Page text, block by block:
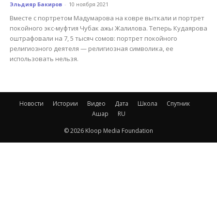
Эльдияр Бакиров - 10 ноября 2021
Вместе с портретом Мадумарова на ковре выткали и портрет
покойного экс-муфтия Чубак ажы Жалилова. Теперь Кудаярова
оштрафовали на 7, 5 тысяч сомов: портрет покойного
религиозного деятеля — религиозная символика, ее
использовать нельзя.
Новости Истории Видео Дата Школа
Спутник
Ашар
RU
© 2026 Kloop Media Foundation